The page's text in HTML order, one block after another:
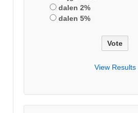
dalen 2%
dalen 5%
View Results